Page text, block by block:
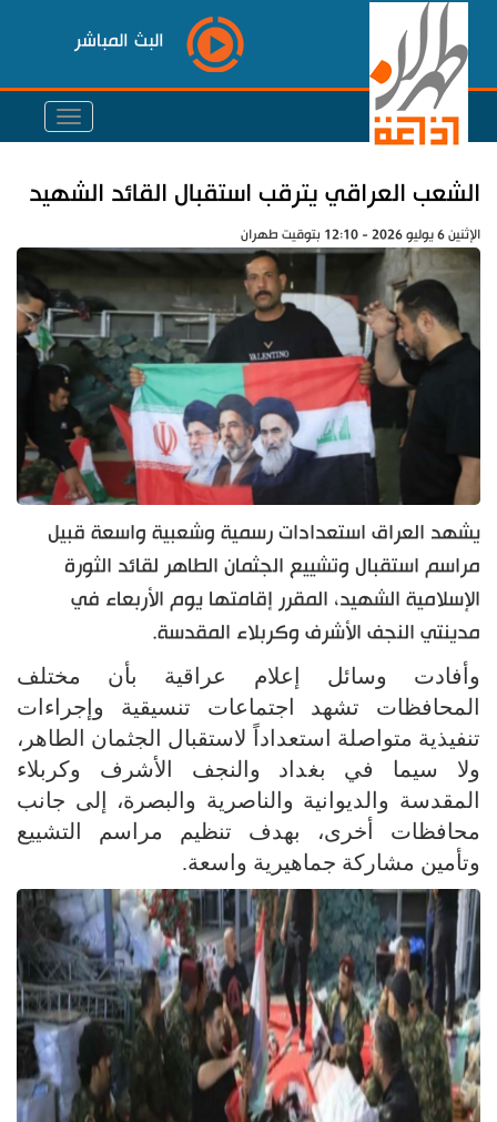
البث المباشر
الشعب العراقي يترقب استقبال القائد الشهيد
الإثنين 6 يوليو 2026 - 12:10 بتوقيت طهران
يشهد العراق استعدادات رسمية وشعبية واسعة قبيل
مراسم استقبال وتشييع الجثمان الطاهر لقائد الثورة
الإسلامية الشهيد، المقرر إقامتها يوم الأربعاء في
مدينتي النجف الأشرف وكربلاء المقدسة.
وأفادت وسائل إعلام عراقية بأن مختلف
المحافظات تشهد اجتماعات تنسيقية وإجراءات
تنفيذية متواصلة استعداداً لاستقبال الجثمان الطاهر،
ولا سيما في بغداد والنجف الأشرف وكربلاء
المقدسة والديوانية والناصرية والبصرة، إلى جانب
محافظات أخرى، بهدف تنظيم مراسم التشييع
وتأمين مشاركة جماهيرية واسعة.